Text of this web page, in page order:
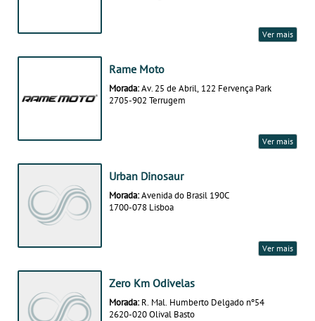
Ver mais
Rame Moto
Morada:Av. 25 de Abril, 122 Fervença Park
2705-902 Terrugem
Ver mais
Urban Dinosaur
Morada:Avenida do Brasil 190C
1700-078 Lisboa
Ver mais
Zero Km Odivelas
Morada: R. Mal. Humberto Delgado nº54
2620-020 Olival Basto